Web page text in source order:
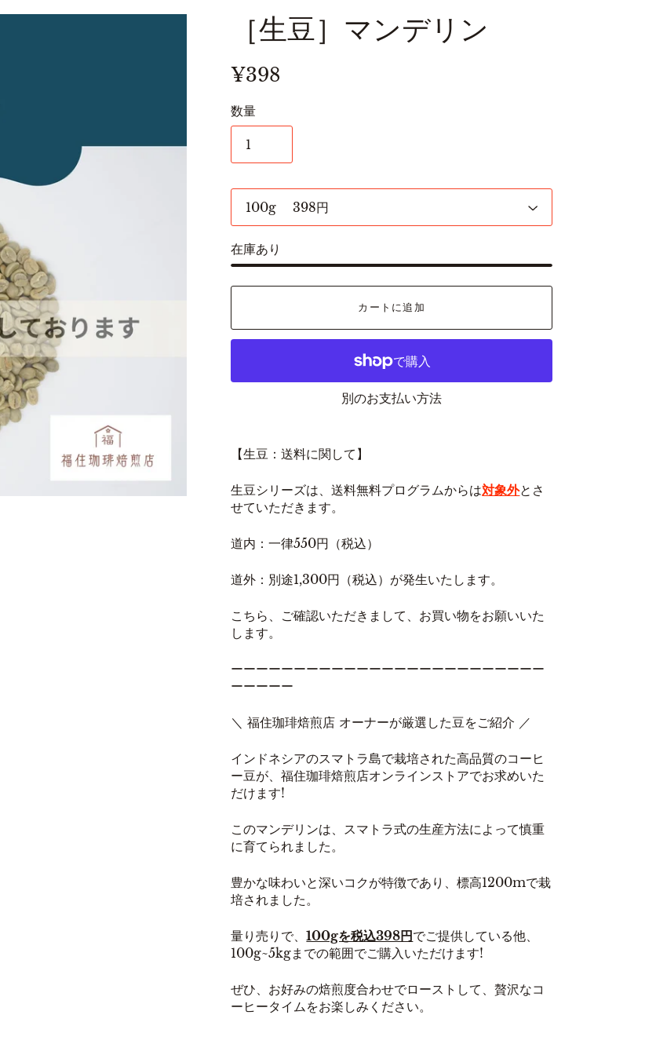
［生豆］マンデリン
¥398
数量
在庫あり
カートに追加
別のお支払い方法
【生豆：送料に関して】
生豆シリーズは、送料無料プログラムからは対象外とさ
せていただきます。
道内：一律550円（税込）
道外：別途1,300円（税込）が発生いたします。
こちら、ご確認いただきまして、お買い物をお願いいた
します。
ーーーーーーーーーーーーーーーーーーーーーーーーー
ーーーーー
＼ 福住珈琲焙煎店 オーナーが厳選した豆をご紹介 ／
インドネシアのスマトラ島で栽培された高品質のコーヒ
ー豆が、福住珈琲焙煎店オンラインストアでお求めいた
だけます!
このマンデリンは、スマトラ式の生産方法によって慎重
に育てられました。
豊かな味わいと深いコクが特徴であり、標高1200mで栽
培されました。
量り売りで、100gを税込398円 でご提供している他、
100g~5kgまでの範囲でご購入いただけます!
ぜひ、お好みの焙煎度合わせでローストして、贅沢なコ
ーヒータイムをお楽しみください。